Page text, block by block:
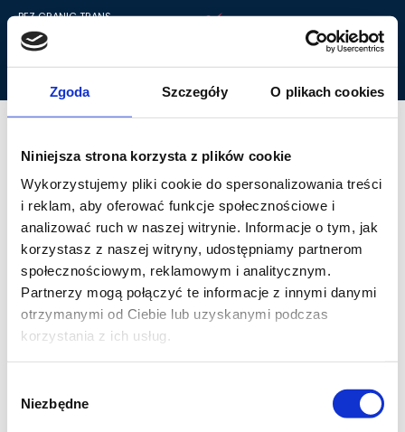
Zgoda Szczegóły O plikach cookies
Niniejsza strona korzysta z plików cookie
Wykorzystujemy pliki cookie do spersonalizowania treści
i reklam, aby oferować funkcje społecznościowe i
analizować ruch w naszej witrynie. Informacje o tym, jak
korzystasz z naszej witryny, udostępniamy partnerom
społecznościowym, reklamowym i analitycznym.
Partnerzy mogą połączyć te informacje z innymi danymi
otrzymanymi od Ciebie lub uzyskanymi podczas
korzystania z ich usług.
zgody
Niezbędne
BEZ GRANIC TRANS
osób leżących, chorych i
niepełnosprawnych.